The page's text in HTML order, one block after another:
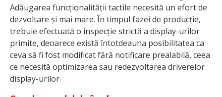
Adăugarea funcționalității tactile necesită un efort de
dezvoltare și mai mare. În timpul fazei de producție,
trebuie efectuată o inspecție strictă a display-urilor
primite, deoarece există întotdeauna posibilitatea ca
ceva să fi fost modificat fără notificare prealabilă, ceea
ce necesită optimizarea sau redezvoltarea driverelor
display-urilor.